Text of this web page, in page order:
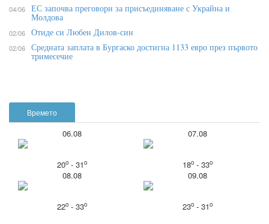
Времето
06.08
20o- 31o
07.08
18o- 33o
08.08
22o- 33o
09.08
23o- 31o
04/06 ЕС започва преговори за присъединяване с Украйна и
Молдова
02/06 Отиде си Любен Дилов-син
02/06 Средната заплата в Бургаско достигна 1133 евро през първото
тримесечие